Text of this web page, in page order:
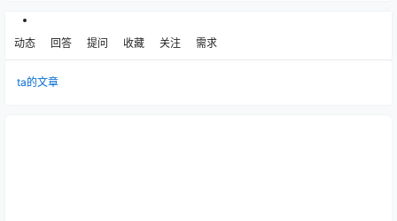
动态 回答 提问 收藏 关注 需求
ta的文章